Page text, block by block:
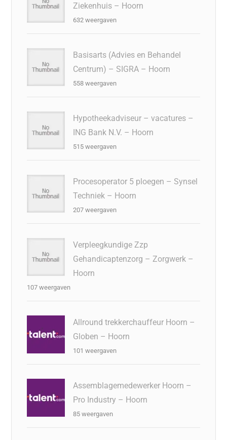
Ziekenhuis – Hoorn
632 weergaven
Basisarts (Advies en Behandel
Centrum) – SIGRA – Hoorn
558 weergaven
Hypotheekadviseur – vacatures –
ING Bank N.V. – Hoorn
515 weergaven
Procesoperator 5 ploegen – Synsel
Techniek – Hoorn
207 weergaven
Verpleegkundige Zzp
Gehandicaptenzorg – Zorgwerk –
Hoorn
107 weergaven
Allround trekkerchauffeur Hoorn –
Globen – Hoorn
101 weergaven
Assemblagemedewerker Hoorn –
Pro Industry – Hoorn
85 weergaven